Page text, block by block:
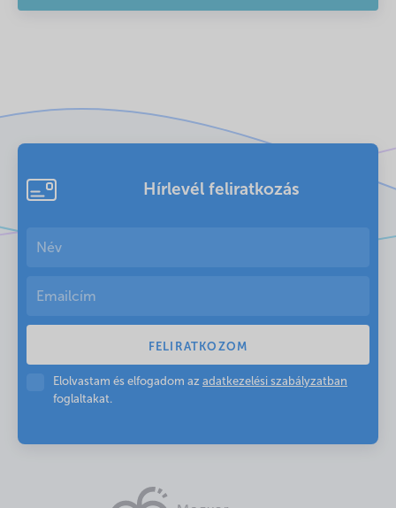
Hírlevél feliratkozás
Elolvastam és elfogadom az adatkezelési szabályzatban
foglaltakat.